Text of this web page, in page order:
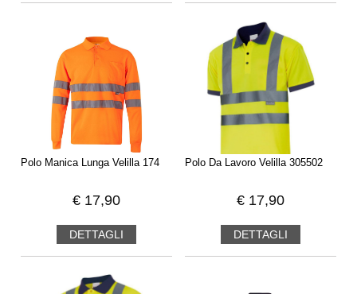
Polo Manica Lunga Velilla 174
€ 17,90
DETTAGLI
Polo Da Lavoro Velilla 305502
€ 17,90
DETTAGLI